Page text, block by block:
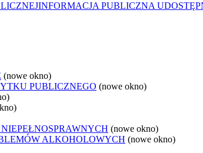
INFORMACJA PUBLICZNA
(nowe okno)
PUBLICZNEGO (nowe okno)
(nowe okno)
ALKOHOLOWYCH (nowe okno)